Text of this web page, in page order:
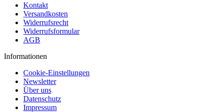
Kontakt
Versandkosten
Widerrufsrecht
Widerrufsformular
AGB
Informationen
Cookie-Einstellungen
Newsletter
Über uns
Datenschutz
Impressum